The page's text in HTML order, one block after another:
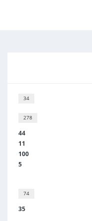
34
278
44
11
100
5
74
35